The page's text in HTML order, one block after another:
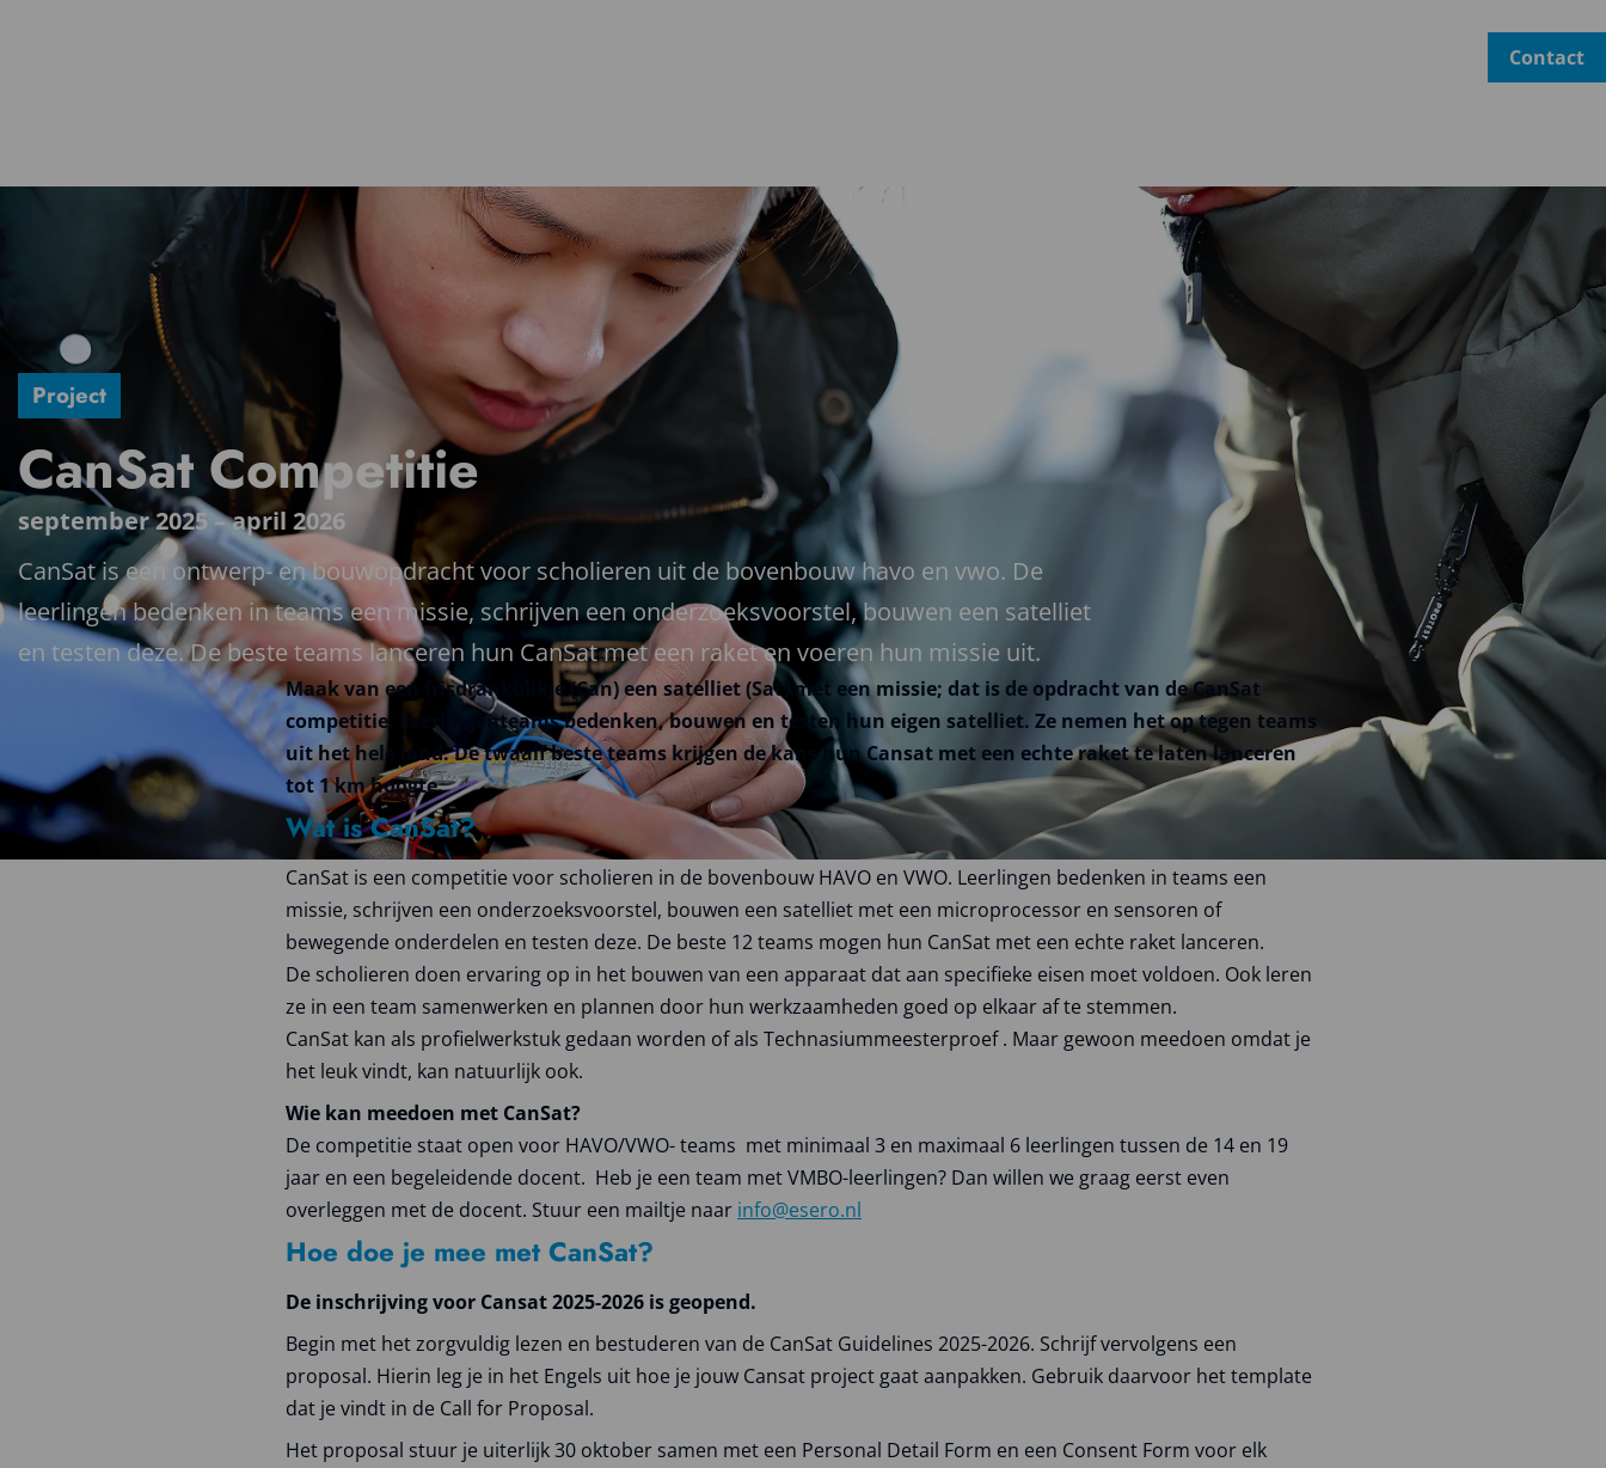
Contact
CanSat Competitie
Project
september 2025 – april 2026
CanSat is een ontwerp- en bouwopdracht voor scholieren uit de bovenbouw havo en vwo. De
leerlingen bedenken in teams een missie, schrijven een onderzoeksvoorstel, bouwen een satelliet
en testen deze. De beste teams lanceren hun CanSat met een raket en voeren hun missie uit.
Maak van een frisdrankblikje (Can) een satelliet (Sat) met een missie; dat is de opdracht van de CanSat
competitie. Leerlingenteams bedenken, bouwen en testen hun eigen satelliet. Ze nemen het op tegen teams
uit het hele land. De twaalf beste teams krijgen de kans hun Cansat met een echte raket te laten lanceren
tot 1 km hoogte.
Wat is CanSat?
CanSat is een competitie voor scholieren in de bovenbouw HAVO en VWO. Leerlingen bedenken in teams een
missie, schrijven een onderzoeksvoorstel, bouwen een satelliet met een microprocessor en sensoren of
bewegende onderdelen en testen deze. De beste 12 teams mogen hun CanSat met een echte raket lanceren.
De scholieren doen ervaring op in het bouwen van een apparaat dat aan specifieke eisen moet voldoen. Ook leren
ze in een team samenwerken en plannen door hun werkzaamheden goed op elkaar af te stemmen.
CanSat kan als profielwerkstuk gedaan worden of als Technasiummeesterproef . Maar gewoon meedoen omdat je
het leuk vindt, kan natuurlijk ook.
Wie kan meedoen met CanSat?
De competitie staat open voor HAVO/VWO- teams met minimaal 3 en maximaal 6 leerlingen tussen de 14 en 19
jaar en een begeleidende docent. Heb je een team met VMBO-leerlingen? Dan willen we graag eerst even
overleggen met de docent. Stuur een mailtje naar info@esero.nl
Hoe doe je mee met CanSat?
De inschrijving voor Cansat 2025-2026 is geopend.
Begin met het zorgvuldig lezen en bestuderen van de CanSat Guidelines 2025-2026. Schrijf vervolgens een
proposal. Hierin leg je in het Engels uit hoe je jouw Cansat project gaat aanpakken. Gebruik daarvoor het template
dat je vindt in de Call for Proposal.
Het proposal stuur je uiterlijk 30 oktober samen met een Personal Detail Form en een Consent Form voor elk